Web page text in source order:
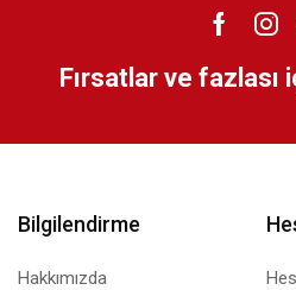
Fırsatlar ve fazlası
Bilgilendirme
Hakkımızda